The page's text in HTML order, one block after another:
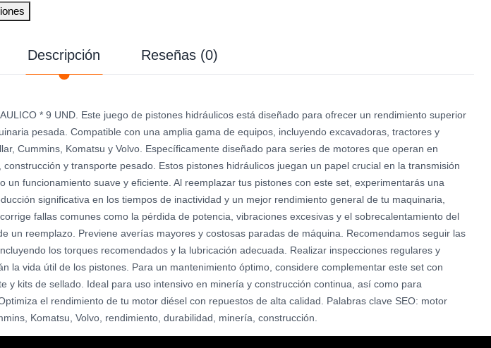
Descripción Reseñas (0)
* 9 UND. Este juego de pistones hidráulicos está diseñado para ofrecer un rendimiento superior
pesada. Compatible con una amplia gama de equipos, incluyendo excavadoras, tractores y
Cummins, Komatsu y Volvo. Específicamente diseñado para series de motores que operan en
y transporte pesado. Estos pistones hidráulicos juegan un papel crucial en la transmisión
un funcionamiento suave y eficiente. Al reemplazar tus pistones con este set, experimentarás una
significativa en los tiempos de inactividad y un mejor rendimiento general de tu maquinaria,
fallas comunes como la pérdida de potencia, vibraciones excesivas y el sobrecalentamiento del
un reemplazo. Previene averías mayores y costosas paradas de máquina. Recomendamos seguir las
los torques recomendados y la lubricación adecuada. Realizar inspecciones regulares y
la vida útil de los pistones. Para un mantenimiento óptimo, considere complementar este set con
y kits de sellado. Ideal para uso intensivo en minería y construcción continua, así como para
el rendimiento de tu motor diésel con repuestos de alta calidad. Palabras clave SEO: motor
Komatsu, Volvo, rendimiento, durabilidad, minería, construcción.